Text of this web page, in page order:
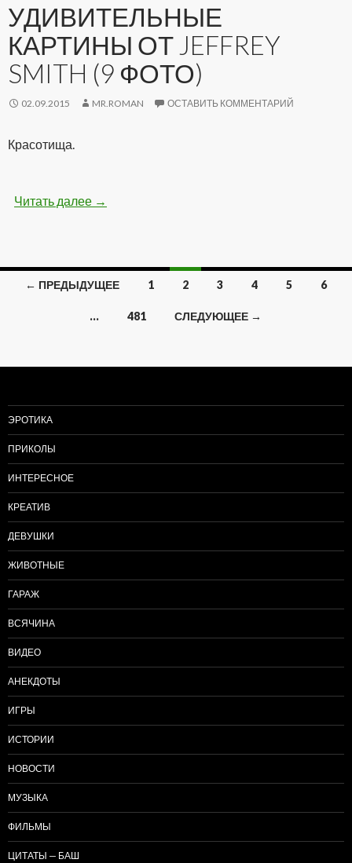
УДИВИТЕЛЬНЫЕ
КАРТИНЫ ОТ JEFFREY
SMITH (9 ФОТО)
02.09.2015 MR.ROMAN ОСТАВИТЬ КОММЕНТАРИЙ
Красотища.
Читать далее Удивительные картины от Jeffrey Smith (9
→
Навигация
записям
← ПРЕДЫДУЩЕЕ 1 2 3 4 5 6
… 481 СЛЕДУЮЩЕЕ →
ЭРОТИКА
ПРИКОЛЫ
ИНТЕРЕСНОЕ
КРЕАТИВ
ДЕВУШКИ
ЖИВОТНЫЕ
ГАРАЖ
ВСЯЧИНА
ВИДЕО
АНЕКДОТЫ
ИГРЫ
ИСТОРИИ
НОВОСТИ
МУЗЫКА
ФИЛЬМЫ
ЦИТАТЫ — БАШ